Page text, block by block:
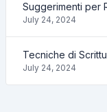
Suggerimenti per
July 24, 2024
Tecniche di
July 24, 2024